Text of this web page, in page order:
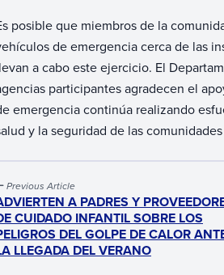
posible que miembros de la
de emergencia cerca de las
a cabo este ejercicio. El
participantes agradecen el
emergencia continúa realizando
y la seguridad de las
Previous Article
A PADRES Y
CUIDADO INFANTIL SOBRE LOS
DEL GOLPE DE CALOR
LLEGADA DEL VERANO